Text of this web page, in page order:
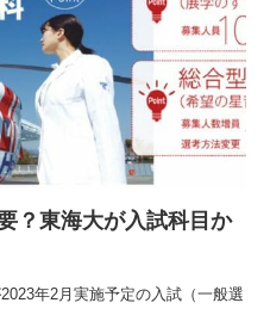
BROKERAGE JOURNAL
JOURNAL
DOG JOURNAL
？東海大が入試科目か
年2月実施予定の入試（一般選